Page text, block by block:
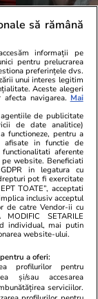
StirileKanalD.ro
UPDATE Zi
Georgescu!
judecat
lovitură de
să rămână
informații pe
pentru prelucrarea
preferințele dvs.
unui interes legitim
Aceste alegeri
navigarea. Mai
de publicitate
de date analitice)
functioneze, pentru a
afisate in functie de
aferente
website. Beneficiati
in legatura cu
pot fi exercitate
TOATE”, acceptati
inclusiv acceptul
de catre Vendor-ii cu
SETARILE
individual, mai putin
website-ului.
a oferi:
profilurilor pentru
și/sau accesarea
serviciilor.